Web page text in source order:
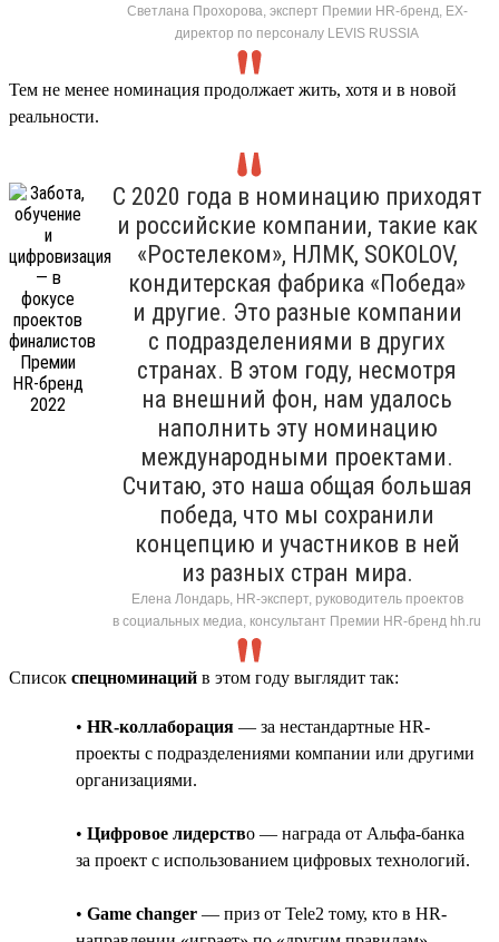
Светлана Прохорова, эксперт Премии HR-бренд, EX-
директор по персоналу LEVIS RUSSIA
Тем не менее номинация продолжает жить, хотя и в новой
реальности.
С 2020 года в номинацию приходят
и российские компании, такие как
«Ростелеком», НЛМК, SOKOLOV,
кондитерская фабрика «Победа»
и другие. Это разные компании
с подразделениями в других
странах. В этом году, несмотря
на внешний фон, нам удалось
наполнить эту номинацию
международными проектами.
Считаю, это наша общая большая
победа, что мы сохранили
концепцию и участников в ней
из разных стран мира.
Елена Лондарь, HR-эксперт, руководитель проектов
в социальных медиа, консультант Премии HR-бренд hh.ru
Список спецноминаций в этом году выглядит так:
• HR-коллаборация — за нестандартные HR-
проекты с подразделениями компании или другими
организациями.
• Цифровое лидерство — награда от Альфа-банка
за проект с использованием цифровых технологий.
• Game changer — приз от Tele2 тому, кто в HR-